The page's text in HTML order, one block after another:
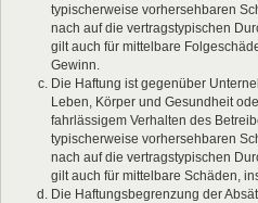
typischerweise vorhersehbaren
nach auf die vertragstypischen
gilt auch für mittelbare
Gewinn.
Die Haftung ist gegenüber
Leben, Körper und Gesundheit
fahrlässigem Verhalten des
typischerweise vorhersehbaren
nach auf die vertragstypischen
gilt auch für mittelbare Schäden,
Die Haftungsbegrenzung der